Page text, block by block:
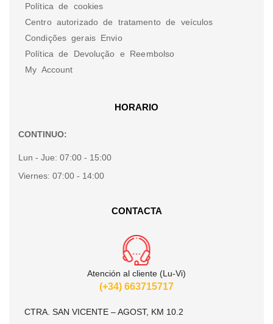
Política de cookies
Centro autorizado de tratamento de veículos
Condições gerais Envio
Política de Devolução e Reembolso
My Account
HORARIO
CONTINUO:
Lun - Jue: 07:00 - 15:00
Viernes: 07:00 - 14:00
CONTACTA
Atención al cliente (Lu-Vi)
(+34) 663715717
CTRA. SAN VICENTE – AGOST, KM 10.2